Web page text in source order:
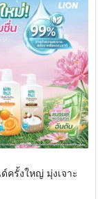
ครั้งใหญ่ มุ่งเจาะ